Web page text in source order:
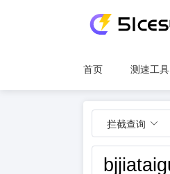
首页 测速工具
拦截查询